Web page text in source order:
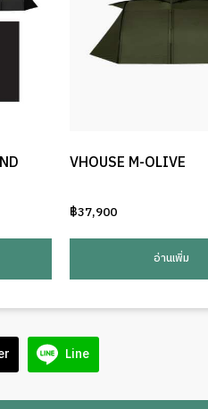
VHOUSE M-OLIVE
฿37,900
อ่านเพิ่ม
Line